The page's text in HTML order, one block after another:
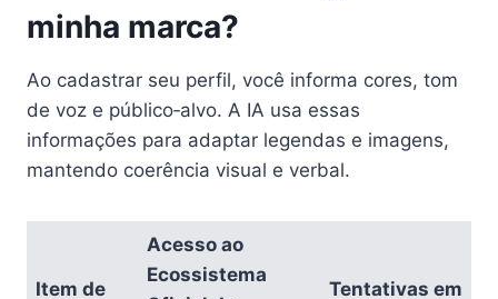
minha marca?
Ao cadastrar seu perfil, você informa cores, tom
de voz e público‑alvo. A IA usa essas
informações para adaptar legendas e imagens,
mantendo coerência visual e verbal.
Item de
Acesso ao
Ecossistema
Tentativas em